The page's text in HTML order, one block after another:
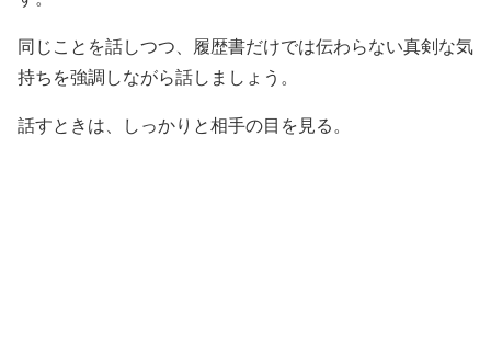
同じことを話しつつ、履歴書だけでは伝わらない真剣な気
持ちを強調しながら話しましょう。
話すときは、しっかりと相手の目を見る。